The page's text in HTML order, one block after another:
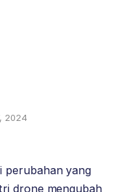
2024
perubahan yang
drone mengubah